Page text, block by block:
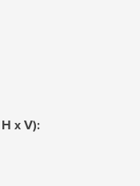
x V):